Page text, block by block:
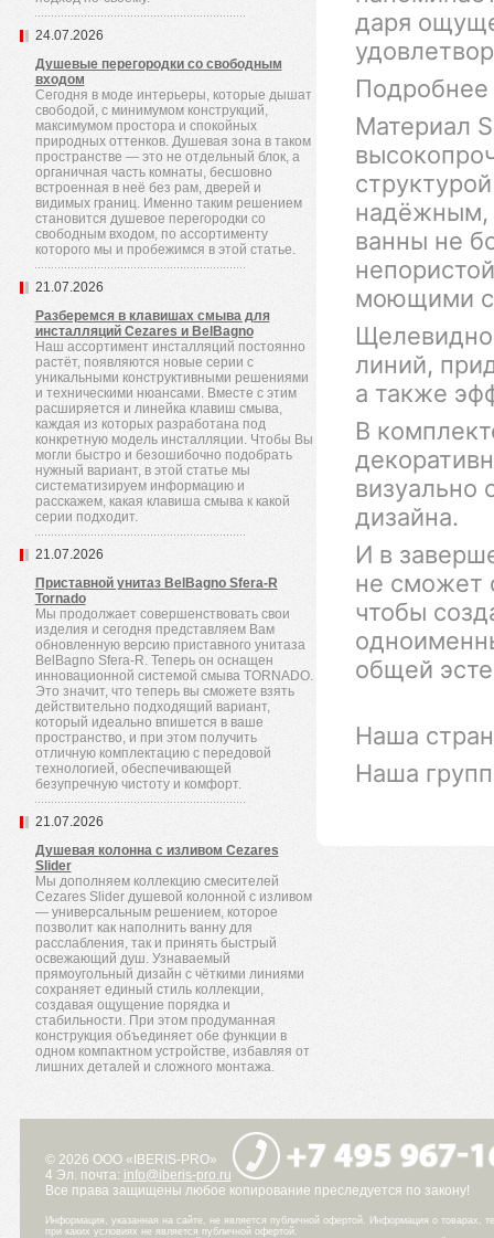
24.07.2026
Душевые перегородки со свободным
входом
Сегодня в моде интерьеры, которые дышат
свободой, с минимумом конструкций,
максимумом простора и спокойных
природных оттенков. Душевая зона в таком
пространстве — это не отдельный блок, а
органичная часть комнаты, бесшовно
встроенная в неё без рам, дверей и
видимых границ. Именно таким решением
становится душевое перегородки со
свободным входом, по ассортименту
которого мы и пробежимся в этой статье.
21.07.2026
Разберемся в клавишах смыва для
инсталляций Cezares и BelBagno
Наш ассортимент инсталляций постоянно
растёт, появляются новые серии с
уникальными конструктивными решениями
и техническими нюансами. Вместе с этим
расширяется и линейка клавиш смыва,
каждая из которых разработана под
конкретную модель инсталляции. Чтобы Вы
могли быстро и безошибочно подобрать
нужный вариант, в этой статье мы
систематизируем информацию и
расскажем, какая клавиша смыва к какой
серии подходит.
21.07.2026
Приставной унитаз BelBagno Sfera-R
Tornado
Мы продолжает совершенствовать свои
изделия и сегодня представляем Вам
обновленную версию приставного унитаза
BelBagno Sfera-R. Теперь он оснащен
инновационной системой смыва TORNADO.
Это значит, что теперь вы сможете взять
действительно подходящий вариант,
который идеально впишется в ваше
пространство, и при этом получить
отличную комплектацию с передовой
технологией, обеспечивающей
безупречную чистоту и комфорт.
21.07.2026
Душевая колонна с изливом Cezares
Slider
Мы дополняем коллекцию смесителей
Cezares Slider душевой колонной с изливом
— универсальным решением, которое
позволит как наполнить ванну для
расслабления, так и принять быстрый
освежающий душ. Узнаваемый
прямоугольный дизайн с чёткими линиями
сохраняет единый стиль коллекции,
создавая ощущение порядка и
стабильности. При этом продуманная
конструкция объединяет обе функции в
одном компактном устройстве, избавляя от
лишних деталей и сложного монтажа.
даря
Подробнее
Материал
надёжным,
ванны не
моющими
линий,
а также
В
визуально
дизайна.
И в
не сможет
чтобы
общей
Наша
Наша
© 2026 ООО «IBERIS-PRO»
4 Эл. почта: info@iberis-pro.ru
Все права защищены любое копирование преследуется по закону!
Информация, указанная на сайте, не является публичной офертой. Информация о товарах,
при каких условиях не является публичной офертой.